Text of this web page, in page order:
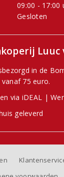
09:00 - 17:00
Gesloten
Luuc
in de
75 euro.
via iDEAL |
geleverd